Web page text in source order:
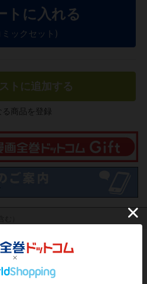
トに入れる
ックセット)
トに追加する
る商品を登録
がありません。 今後読まれる
有してもらえませんか？